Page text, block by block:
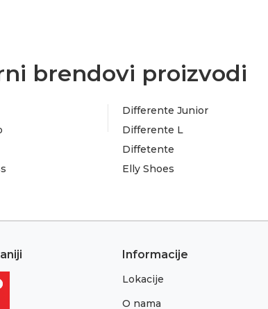
brendovi proizvodi
Differente Junior
Differente L
Diffetente
Elly Shoes
Informacije
Lokacije
O nama